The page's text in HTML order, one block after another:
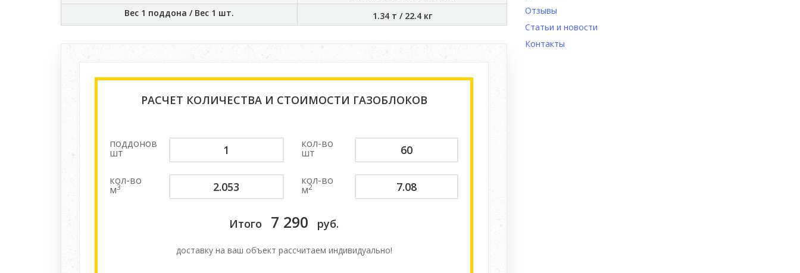
Вес 1 поддона / Вес 1 шт.
1.34 т / 22.4 кг
РАСЧЕТ КОЛИЧЕСТВА И СТОИМОСТИ ГАЗОБЛОКОВ
поддонов
шт
кол-во
шт
кол-во
м3
кол-во
м2
Итого 7 290 руб.
доставку на ваш объект расcчитаем индивидуально!
Отзывы
Статьи и новости
Контакты